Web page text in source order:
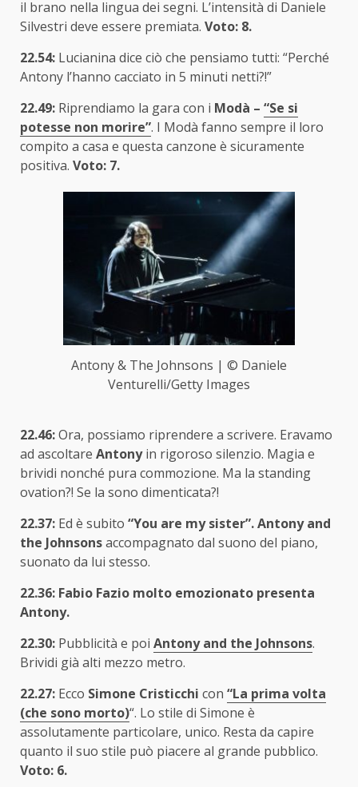
il brano nella lingua dei segni. L’intensità di Daniele
Silvestri deve essere premiata. Voto: 8.
22.54: Lucianina dice ciò che pensiamo tutti: “Perché
Antony l’hanno cacciato in 5 minuti netti?!”
22.49: Riprendiamo la gara con i Modà – “Se si
potesse non morire”. I Modà fanno sempre il loro
compito a casa e questa canzone è sicuramente
positiva. Voto: 7.
Antony & The Johnsons | © Daniele
Venturelli/Getty Images
22.46:Ora, possiamo riprendere a scrivere. Eravamo
ad ascoltare Antonyin rigoroso silenzio. Magia e
brividi nonché pura commozione. Ma la standing
ovation?! Se la sono dimenticata?!
22.37: Ed è subito “You are my sister”. Antony and
the Johnsonsaccompagnato dal suono del piano,
suonato da lui stesso.
22.36: Fabio Fazio molto emozionato presenta
Antony.
22.30: Pubblicità e poi Antony and the Johnsons.
Brividi già alti mezzo metro.
22.27: Ecco Simone Cristicchi con “La prima volta
(che sono morto)“. Lo stile di Simone è
assolutamente particolare, unico. Resta da capire
quanto il suo stile può piacere al grande pubblico.
Voto: 6.